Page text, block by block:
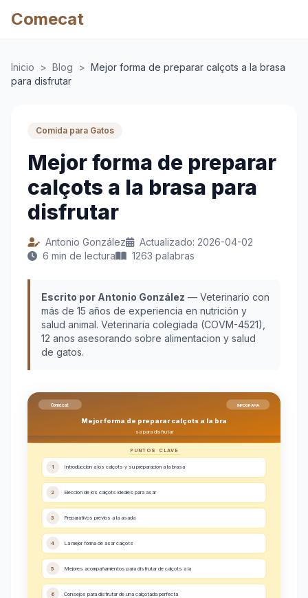
Comecat
Inicio > Blog > Mejor forma de preparar calçots a la brasa
para disfrutar
Comida para Gatos
Mejor forma de preparar
calçots a la brasa para
disfrutar
Antonio González
Actualizado: 2026-04-02
6 min de lectura
1263 palabras
Escrito por Antonio González — Veterinario con
más de 15 años de experiencia en nutrición y
salud animal. Veterinaria colegiada (COVM-4521),
12 anos asesorando sobre alimentacion y salud
de gatos.
Comecat INFOGRAFIA
Mejor forma de preparar calçots a la bra
sa para disfrutar
PUNTOS CLAVE
1 Introduccion a los calçots y su preparacion a la brasa
2 Eleccion de los calçots ideales para asar
3 Preparativos previos a la asada
4 La mejor forma de asar calçots
5 Mejores acompañamientos para disfrutar de calçots a la
6 Consejos para disfrutar de una calçotada perfecta